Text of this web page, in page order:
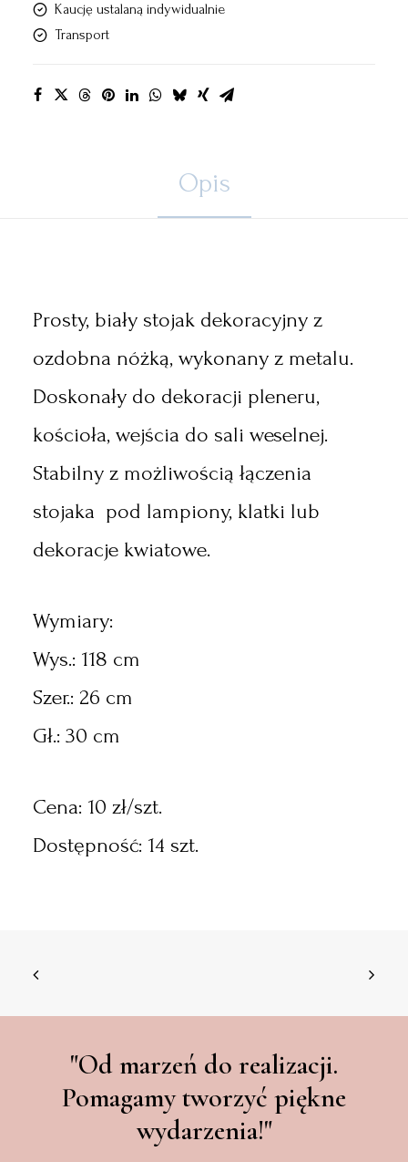
Kaucję ustalaną indywidualnie
Transport
Opis
Prosty, biały stojak dekoracyjny z
ozdobna nóżką, wykonany z metalu.
Doskonały do dekoracji pleneru,
kościoła, wejścia do sali weselnej.
Stabilny z możliwością łączenia
stojaka pod lampiony, klatki lub
dekoracje kwiatowe.
Wymiary:
Wys.: 118 cm
Szer.: 26 cm
Gł.: 30 cm
Cena: 10 zł/szt.
Dostępność: 14 szt.
"Od marzeń do realizacji.
Pomagamy tworzyć piękne
wydarzenia!"